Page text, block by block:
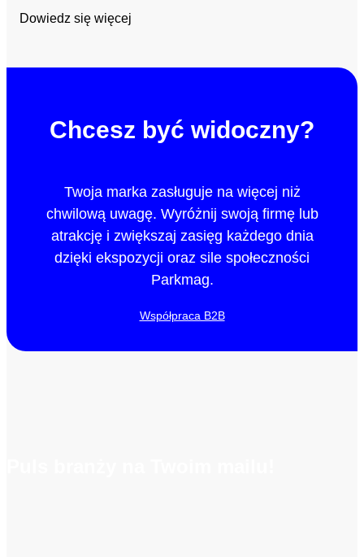
Dowiedz się więcej
Chcesz być widoczny?
Twoja marka zasługuje na więcej niż
chwilową uwagę. Wyróżnij swoją firmę lub
atrakcję i zwiększaj zasięg każdego dnia
dzięki ekspozycji oraz sile społeczności
Parkmag.
Współpraca B2B